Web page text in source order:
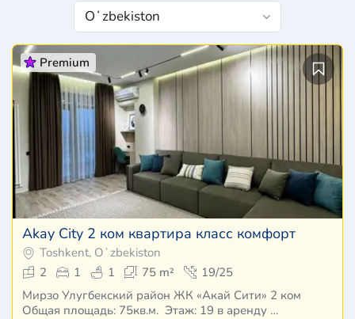
Premium
Akay City 2 ком квартира класс комфорт
Toshkent, Oʻzbekiston
2
1 1 75 m²
19/25
Мирзо Улугбекский район ЖК «Акай Сити» 2 ком
Общая площадь: 75кв.м. Этаж: 19 в аренду …